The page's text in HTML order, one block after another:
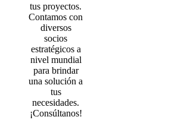
tus proyectos.
Contamos con
diversos
socios
estratégicos a
nivel mundial
para brindar
una solución a
tus
necesidades.
¡Consúltanos!